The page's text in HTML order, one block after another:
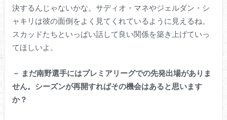
決するんじゃないかな。サディオ・マネやジェルダン・シ
ャキリは彼の面倒をよく見てくれているように見えるね。
スカッドたちといっぱい話して良い関係を築き上げていっ
てほしいよ。
－ まだ南野選手にはプレミアリーグでの先発出場がありま
せん。シーズンが再開すればその機会はあると思います
か？